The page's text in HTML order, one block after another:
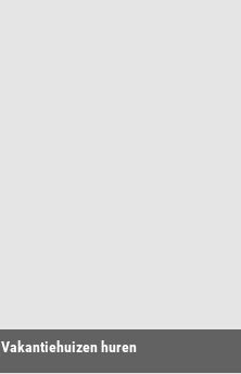
Vakantiehuizen huren